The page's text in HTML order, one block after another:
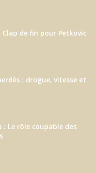
de fin pour Petkovic
: drogue, vitesse et
: Le rôle coupable des